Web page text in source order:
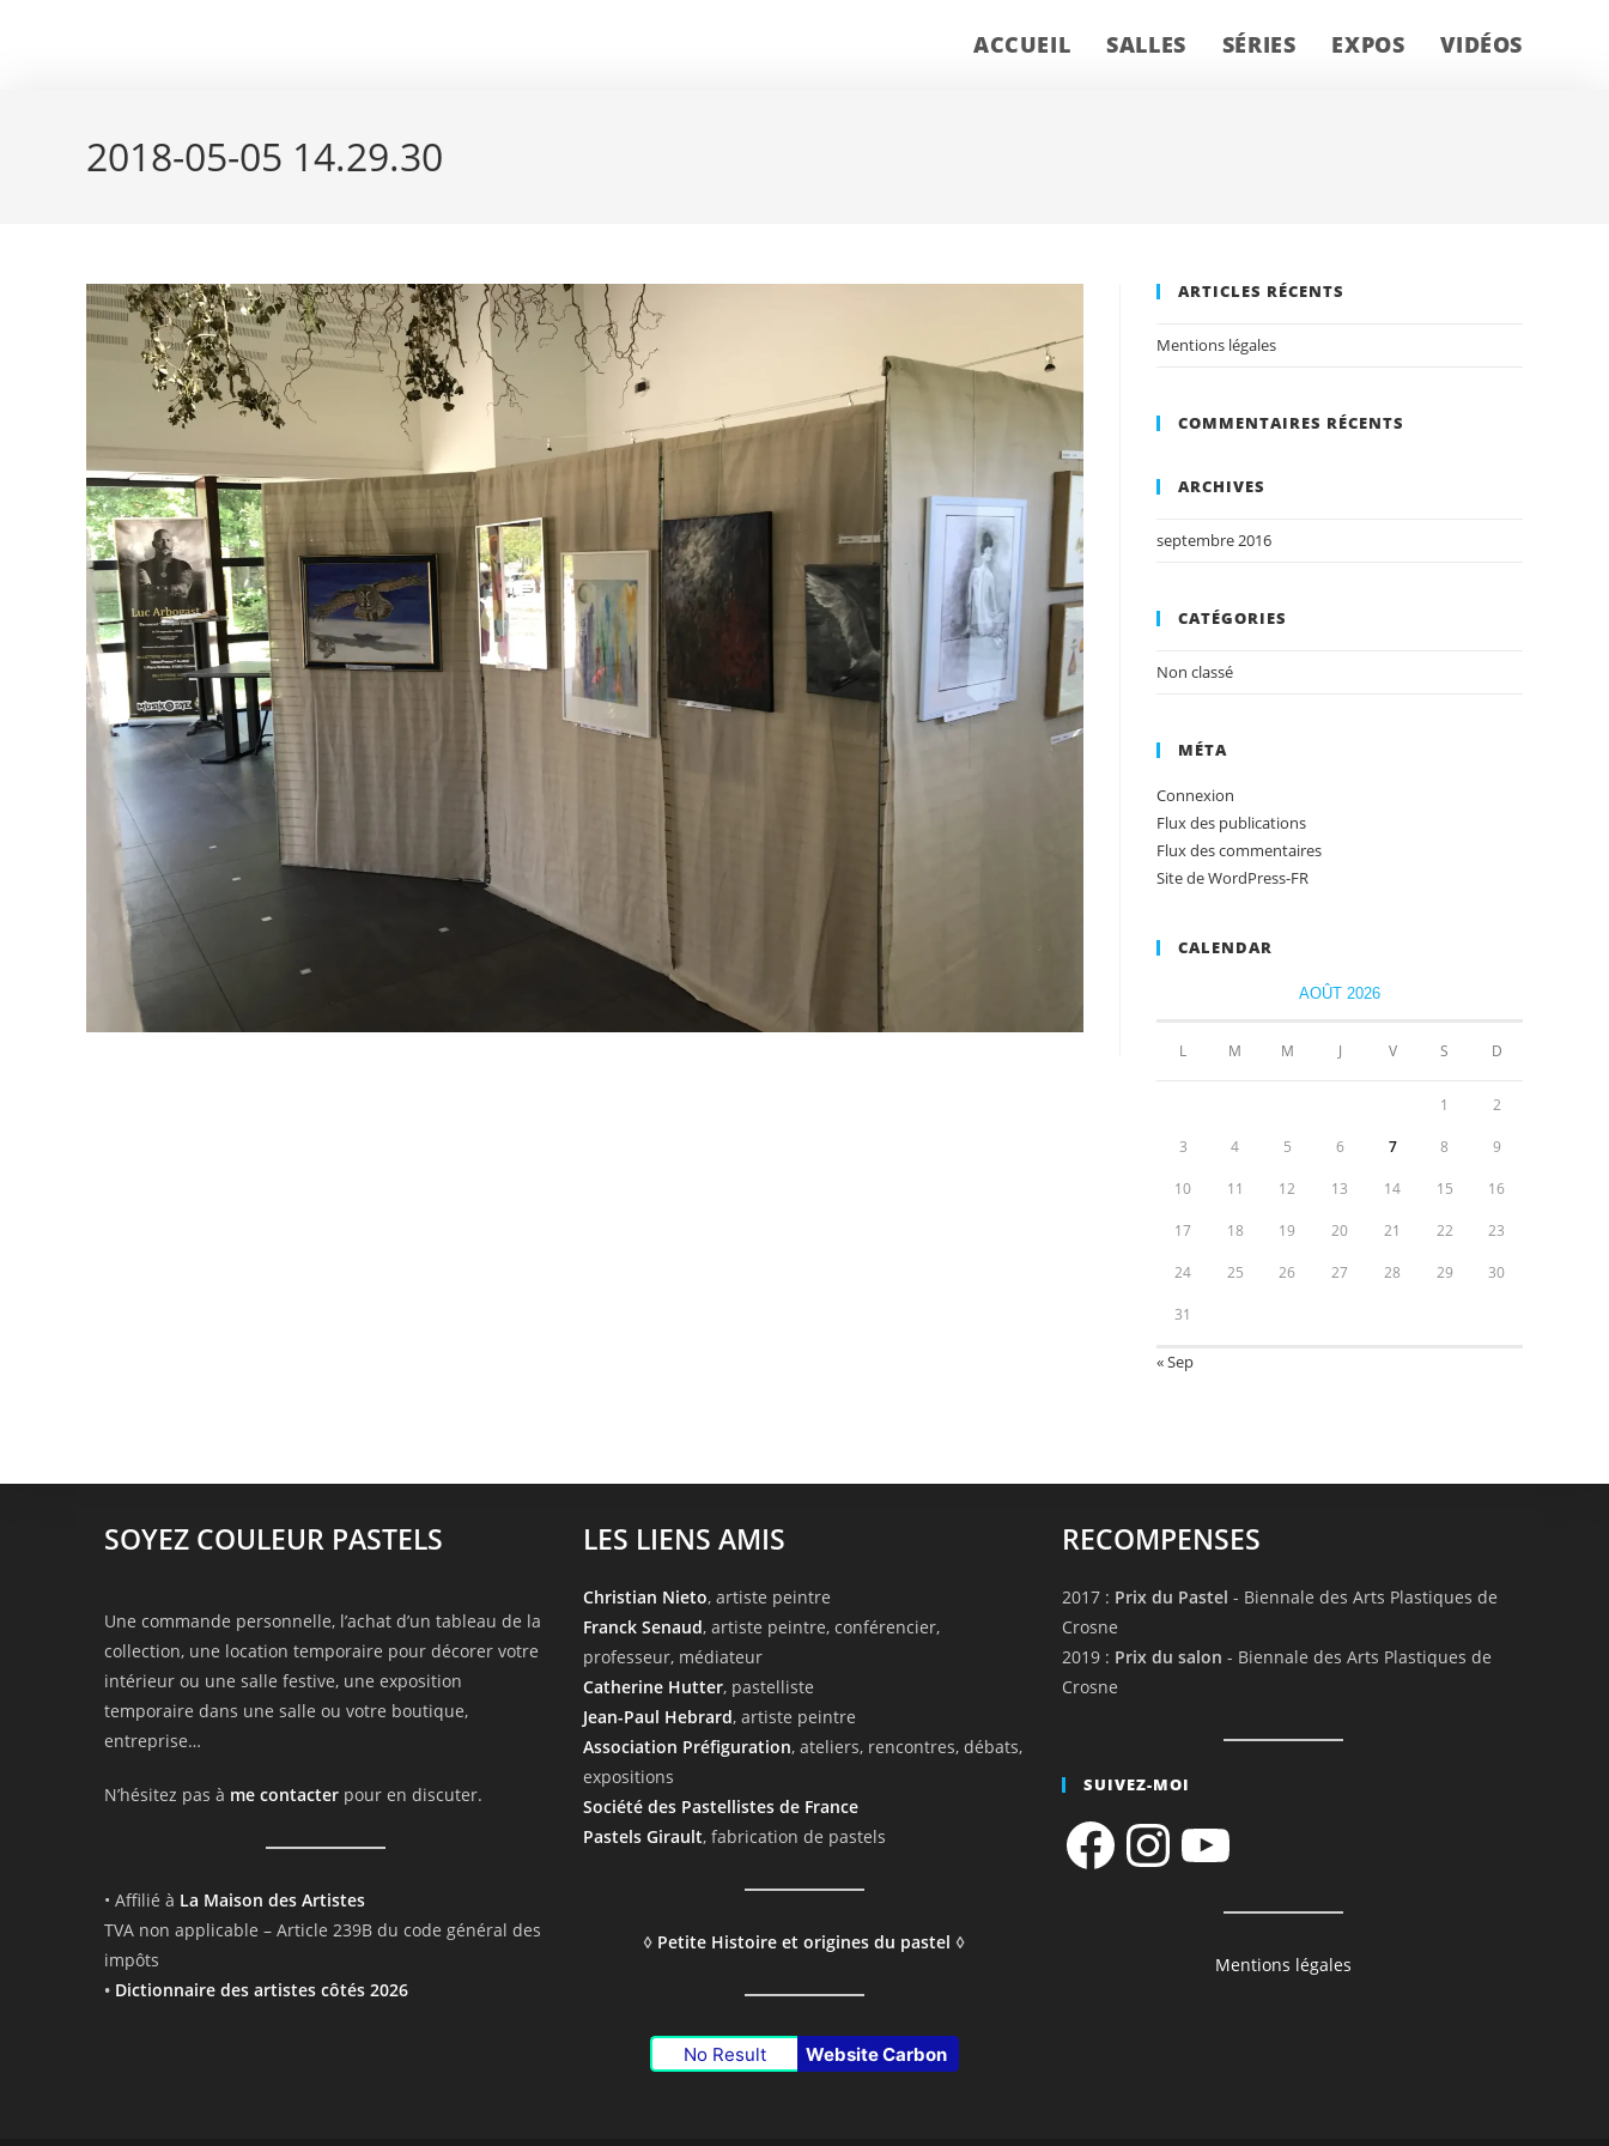
ACCUEIL SALLES SÉRIES EXPOS VIDÉOS
2018-05-05 14.29.30
ARTICLES RÉCENTS
Mentions légales
COMMENTAIRES RÉCENTS
ARCHIVES
septembre 2016
CATÉGORIES
Non classé
MÉTA
Connexion
Flux des publications
Flux des commentaires
Site de WordPress-FR
CALENDAR
AOÛT 2026
L M M J V S D
1 2
3 4 5 6 7 8 9
10 11 12 13 14 15 16
17 18 19 20 21 22 23
24 25 26 27 28 29 30
31
« Sep
SOYEZ COULEUR PASTELS
Une commande personnelle, l’achat d’un tableau de la
collection, une location temporaire pour décorer votre
intérieur ou une salle festive, une exposition
temporaire dans une salle ou votre boutique,
entreprise…
N’hésitez pas à me contacter pour en discuter.
• Affilié à La Maison des Artistes
TVA non applicable – Article 239B du code général des
impôts
• Dictionnaire des artistes côtés 2026
LES LIENS AMIS
Christian Nieto, artiste peintre
Franck Senaud, artiste peintre, conférencier,
professeur, médiateur
Catherine Hutter, pastelliste
Jean-Paul Hebrard, artiste peintre
Association Préfiguration, ateliers, rencontres, débats,
expositions
Société des Pastellistes de France
Pastels Girault, fabrication de pastels
◊ Petite Histoire et origines du pastel ◊
No Result Website Carbon
RECOMPENSES
2017 : Prix du Pastel - Biennale des Arts Plastiques de
Crosne
2019 : Prix du salon - Biennale des Arts Plastiques de
Crosne
SUIVEZ-MOI
FacebookInstagramYouTube
Mentions légales